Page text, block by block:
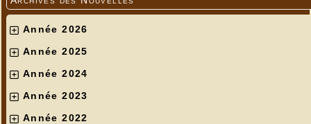
Année 2026
Année 2025
Année 2024
Année 2023
Année 2022